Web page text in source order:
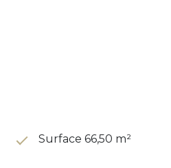
Surface 66,50 m²